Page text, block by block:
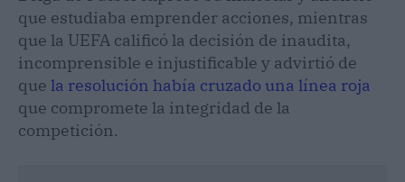
que estudiaba emprender acciones, mientras
que la UEFA calificó la decisión de inaudita,
incomprensible e injustificable y advirtió de
que la resolución había cruzado una línea roja
que compromete la integridad de la
competición.